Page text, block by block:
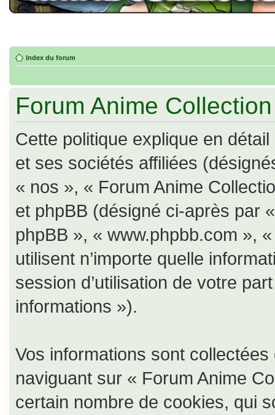
Index du forum
Forum Anime
Cette politique explique en
et ses sociétés affiliées
« nos », « Forum Anime
et phpBB (désigné ci-après par
phpBB », « www.phpbb.com »,
utilisent n’importe quelle
session d’utilisation de votre
informations »).
Vos informations sont
naviguant sur « Forum Anime
certain nombre de cookies, qui